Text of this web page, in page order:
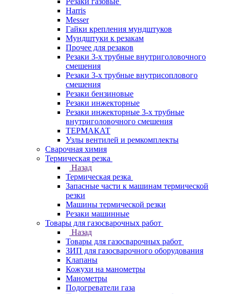
Harris
Messer
Гайки крепления мундштуков
Мундштуки к резакам
Прочее для резаков
Резаки 3-х трубные внутриголовочного
смешения
Резаки 3-х трубные внутрисоплового
смешения
Резаки бензиновые
Резаки инжекторные
Резаки инжекторные 3-х трубные
внутриголовочного смешения
ТЕРМАКАТ
Узлы вентилей и ремкомплекты
Сварочная химия
Термическая резка
Назад
Термическая резка
Запасные части к машинам термической
резки
Машины термической резки
Резаки машинные
Товары для газосварочных работ
Назад
Товары для газосварочных работ
ЗИП для газосварочного оборудования
Клапаны
Кожухи на манометры
Манометры
Подогреватели газа